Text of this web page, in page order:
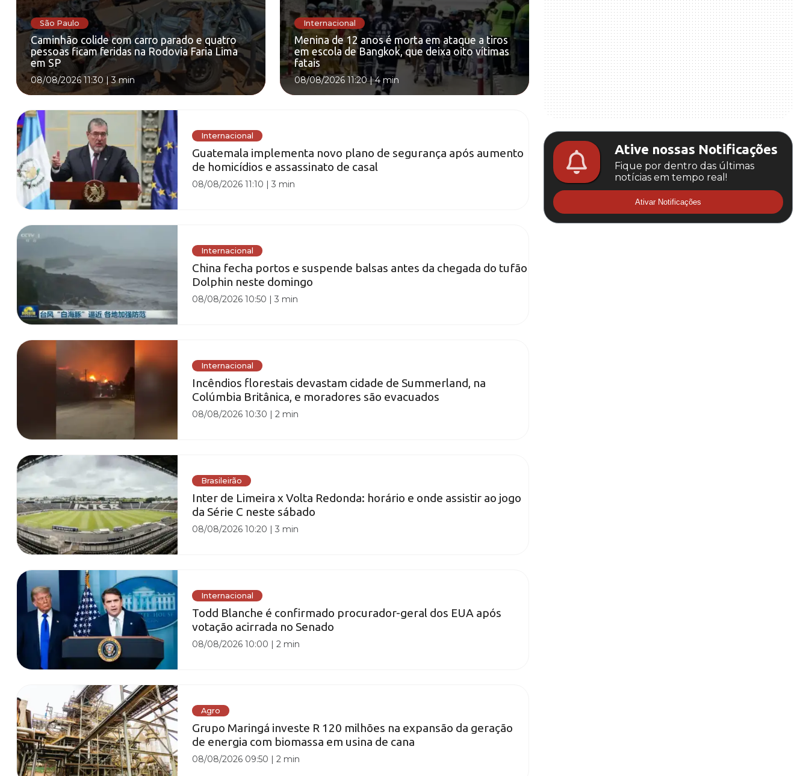
São Paulo
Caminhão colide com carro parado e quatro
pessoas ficam feridas na Rodovia Faria Lima
em SP
08/08/2026 11:30 |3 min
Internacional
Menina de 12 anos é morta em ataque a tiros
em escola de Bangkok, que deixa oito vítimas
fatais
08/08/2026 11:20|4 min
Internacional
Guatemala implementa novo plano de segurança após aumento
de homicídios e assassinato de casal
08/08/2026 11:10 |3 min
Internacional
China fecha portos e suspende balsas antes da chegada do tufão
Dolphin neste domingo
08/08/2026 10:50 |3 min
Internacional
Incêndios florestais devastam cidade de Summerland, na
Colúmbia Britânica, e moradores são evacuados
08/08/2026 10:30 |2 min
Brasileirão
Inter de Limeira x Volta Redonda: horário e onde assistir ao jogo
da Série C neste sábado
08/08/2026 10:20 |3 min
Internacional
Todd Blanche é confirmado procurador-geral dos EUA após
votação acirrada no Senado
08/08/2026 10:00 |2 min
Agro
Grupo Maringá investe R 120 milhões na expansão da geração
de energia com biomassa em usina de cana
08/08/2026 09:50 |2 min
Ative nossas Notificações
Fique por dentro das últimas
notícias em tempo real!
Ativar Notificações